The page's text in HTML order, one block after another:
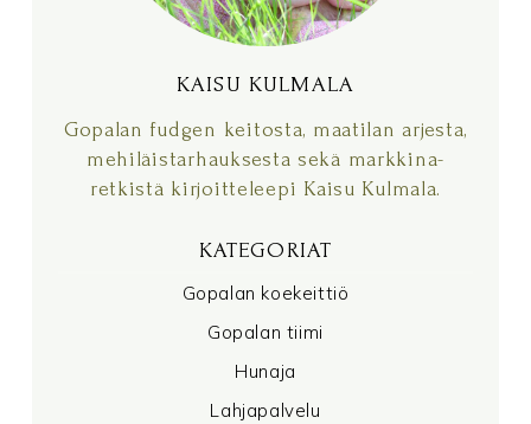
KAISU KULMALA
Gopalan fudgen keitosta, maatilan arjesta,
mehiläistarhauksesta sekä markkina-
retkistä kirjoitteleepi Kaisu Kulmala.
KATEGORIAT
Gopalan koekeittiö
Gopalan tiimi
Hunaja
Lahjapalvelu